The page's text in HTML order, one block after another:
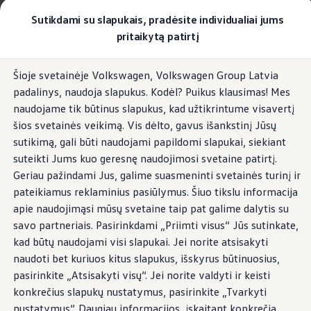
Sutikdami su slapukais, pradėsite individualiai jums
pritaikytą patirtį
Šioje svetainėje Volkswagen, Volkswagen Group Latvia
padalinys, naudoja slapukus. Kodėl? Puikus klausimas! Mes
naudojame tik būtinus slapukus, kad užtikrintume visavertį
šios svetainės veikimą. Vis dėlto, gavus išankstinį Jūsų
sutikimą, gali būti naudojami papildomi slapukai, siekiant
suteikti Jums kuo geresnę naudojimosi svetaine patirtį.
Geriau pažindami Jus, galime suasmeninti svetainės turinį ir
pateikiamus reklaminius pasiūlymus. Šiuo tikslu informacija
apie naudojimąsi mūsų svetaine taip pat galime dalytis su
savo partneriais. Pasirinkdami „Priimti visus“ Jūs sutinkate,
kad būtų naudojami visi slapukai. Jei norite atsisakyti
naudoti bet kuriuos kitus slapukus, išskyrus būtinuosius,
pasirinkite „Atsisakyti visų“. Jei norite valdyti ir keisti
konkrečius slapukų nustatymus, pasirinkite „Tvarkyti
nustatymus“. Daugiau informacijos, įskaitant konkrečią
pagrindinį
turinį
poraštę
Pasirinkite savo Volkswagen
Modeliai ir konfigūratorius
Naujasis ID. Cross
Konfigūruoti
Volkswagen komerciniai automobiliai. Pasiruošę bet
Volkswagen automobilių e-parduotuvė
Pasiūlymai ir paslaugos
Jubiliejinis pasiūlymas
Garantija
Lizingas
Automobilio mainai
Volkswagen automobilių e-parduotuvė
Elektromobiliai ir hibridiniai modeliai
Valstybės parama
Elektromobiliai
ID. žinios
Įkrovimas ir ridos atsarga
Technologija ir evoliucija
Perėjimas prie elektrinio mobilumo
Ekologinis tvarumas
Elektromobiliai servise: daugiau jokio alyvos
ID. programinės įrangos atnaujinimas*
Elektromobilių pristatymo trukmė
Information
„In-Car“ taikomoji
programaAutomobilio
techninė priežiūra 1
„In-Car“ taikomoji programa „Automobilio techninė
priežiūra“ padės jums nuolat stebėti priežiūros ir patikrų
intervalus bei automobilio būklę, taip pat patogiai iš